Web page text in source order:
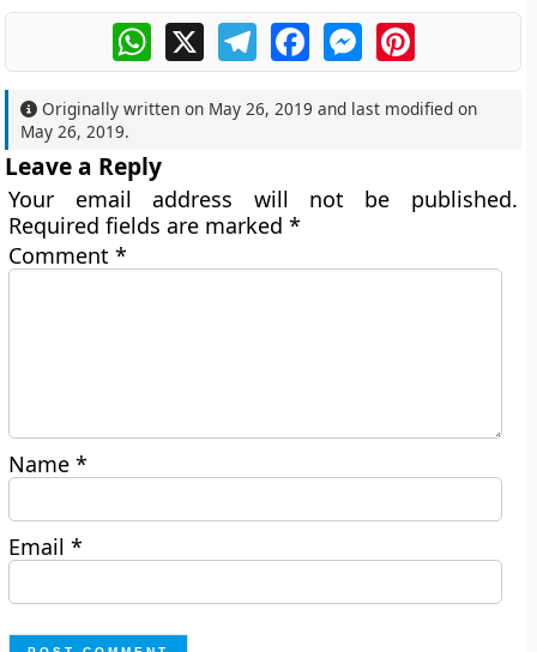
WhatsApp
X TelegramFacebookMessengerPinterest
Originally written on May 26, 2019 and last modified on
May 26, 2019.
Leave a Reply
Your email address will not be published.
Required fields are marked*
Comment*
Name*
Email*